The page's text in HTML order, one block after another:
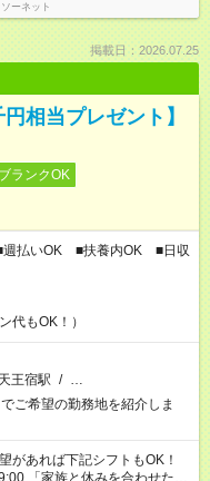
ーネット
掲載日：2026.07.25
相当プレゼント】
ブランクOK
週払いOK ■扶養内OK ■日収
代もOK！）
天王宿駅 / …
ご希望の勤務地を紹介しま
せた